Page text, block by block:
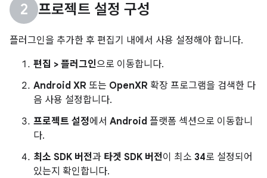
프로젝트 설정 구성
플러그인을 추가한 후 편집기 내에서 사용 설정해야 합니다.
편집 > 플러그인으로 이동합니다.
Android XR 또는 OpenXR 확장 프로그램을 검색한 다
음 사용 설정합니다.
프로젝트 설정에서 Android 플랫폼 섹션으로 이동합니
다.
최소 SDK 버전과 타겟 SDK 버전이 최소 34로 설정되어
있는지 확인합니다.